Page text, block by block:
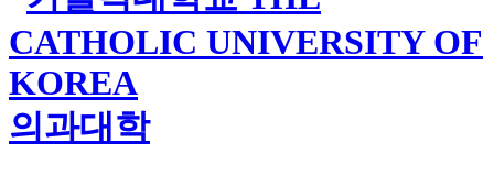
의과대학